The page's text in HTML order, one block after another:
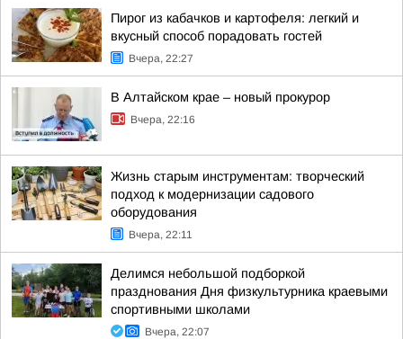
Пирог из кабачков и картофеля: легкий и
вкусный способ порадовать гостей
Вчера, 22:27
В Алтайском крае – новый прокурор
Вчера, 22:16
Жизнь старым инструментам: творческий
подход к модернизации садового
оборудования
Вчера, 22:11
Делимся небольшой подборкой
празднования Дня физкультурника краевыми
спортивными школами
Вчера, 22:07